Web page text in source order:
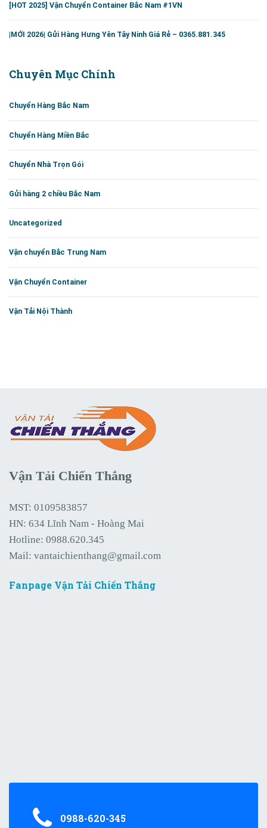
[HOT 2025] Vận Chuyển Container Bắc Nam #1VN
|MỚI 2026| Gửi Hàng Hưng Yên Tây Ninh Giá Rẻ – 0365.881.345
Chuyên Mục Chính
Chuyển Hàng Bắc Nam
Chuyển Hàng Miền Bắc
Chuyển Nhà Trọn Gói
Gửi hàng 2 chiều Bắc Nam
Uncategorized
Vận chuyển Bắc Trung Nam
Vận Chuyển Container
Vận Tải Nội Thành
Vận Tải Chiến Thắng
MST: 0109583857
HN: 634 Lĩnh Nam - Hoàng Mai
Hotline: 0988.620.345
Mail: vantaichienthang@gmail.com
Fanpage Vận Tải Chiến Thắng
0988-620-345